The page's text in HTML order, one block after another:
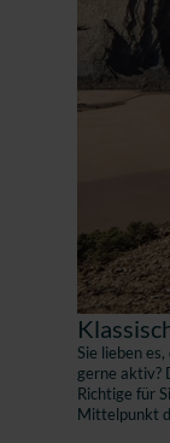
Sie lieben
gerne aktiv?
Richtige für
Mittelpunkt